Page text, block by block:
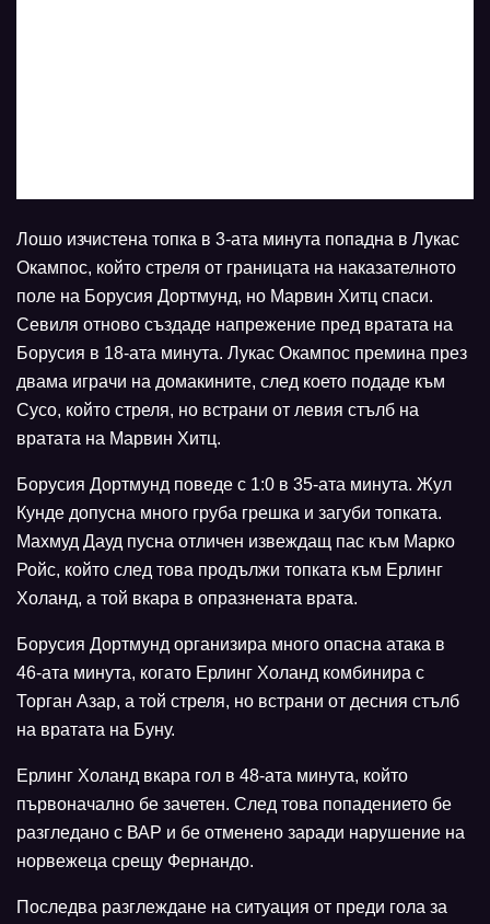
Лошо изчистена топка в 3-ата минута попадна в Лукас
Окампос, който стреля от границата на наказателното
поле на Борусия Дортмунд, но Марвин Хитц спаси.
Севиля отново създаде напрежение пред вратата на
Борусия в 18-ата минута. Лукас Окампос премина през
двама играчи на домакините, след което подаде към
Сусо, който стреля, но встрани от левия стълб на
вратата на Марвин Хитц.
Борусия Дортмунд поведе с 1:0 в 35-ата минута. Жул
Кунде допусна много груба грешка и загуби топката.
Махмуд Дауд пусна отличен извеждащ пас към Марко
Ройс, който след това продължи топката към Ерлинг
Холанд, а той вкара в опразнената врата.
Борусия Дортмунд организира много опасна атака в
46-ата минута, когато Ерлинг Холанд комбинира с
Торган Азар, а той стреля, но встрани от десния стълб
на вратата на Буну.
Ерлинг Холанд вкара гол в 48-ата минута, който
първоначално бе зачетен. След това попадението бе
разгледано с ВАР и бе отменено заради нарушение на
норвежеца срещу Фернандо.
Последва разглеждане на ситуация от преди гола за